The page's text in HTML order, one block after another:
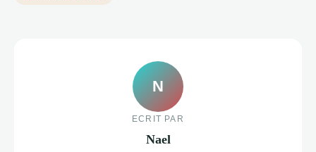
N
ECRIT PAR
Nael